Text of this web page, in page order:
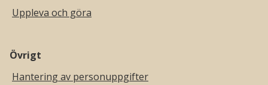
Uppleva och göra
Övrigt
Hantering av personuppgifter